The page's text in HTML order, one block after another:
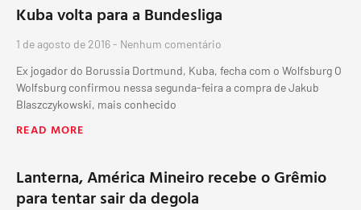
Kuba volta para a Bundesliga
1 de agosto de 2016
Nenhum comentário
Ex jogador do Borussia Dortmund, Kuba, fecha com o Wolfsburg O
Wolfsburg confirmou nessa segunda-feira a compra de Jakub
Blaszczykowski, mais conhecido
READ MORE
Lanterna, América Mineiro recebe o Grêmio
para tentar sair da degola